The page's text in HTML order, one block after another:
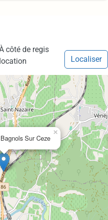
côté de regis
location
Localiser
Sur Ceze
×